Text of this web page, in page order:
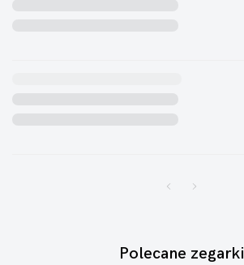
Polecane zegarki